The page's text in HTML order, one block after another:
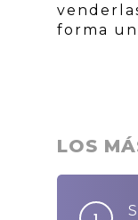
forma
LOS